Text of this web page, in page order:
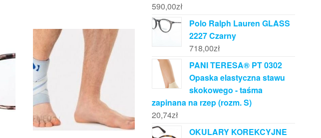
590,00zł
Polo Ralph Lauren GLASS
2227 Czarny
718,00zł
PANI TERESA® PT 0302
Opaska elastyczna stawu
skokowego - taśma
zapinana na rzep (rozm. S)
20,74zł
OKULARY KOREKCYJNE